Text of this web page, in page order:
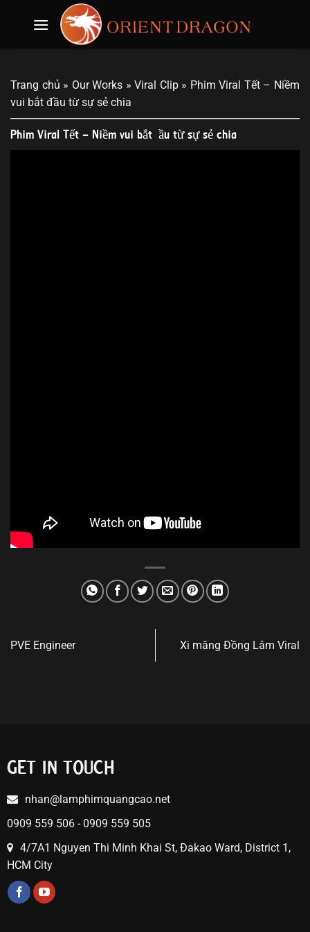
Trang chủ » Our Works »Viral Clip» Phim Viral Tết – Niềm
vui bắt đầu từ sự sẻ chia
Phim Viral Tết – Niềm vui bắt đầu từ sự sẻ chia
PVE Engineer Xi măng Đồng Lâm Viral
GET IN TOUCH
nhan@lamphimquangcao.net
0909 559 506 - 0909 559 505
4/7A1 Nguyen Thi Minh Khai St, Đakao Ward, District 1,
HCM City